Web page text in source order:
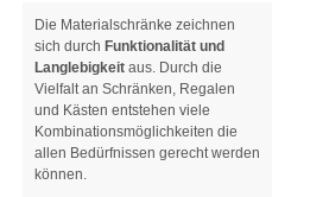
Die Materialschränke zeichnen
sich durch Funktionalität und
Langlebigkeitaus. Durch die
Vielfalt an Schränken, Regalen
und Kästen entstehen viele
Kombinationsmöglichkeiten die
allen Bedürfnissen gerecht werden
können.